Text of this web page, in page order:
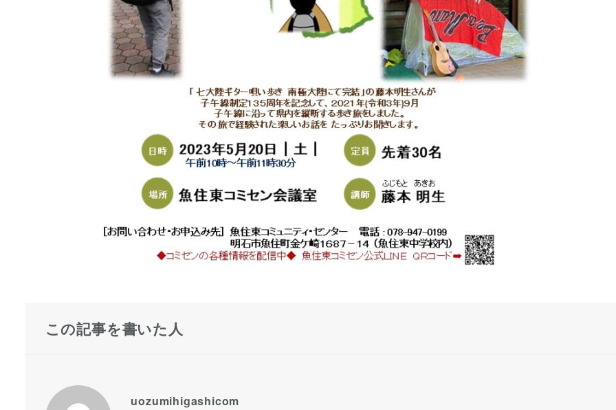
この記事を書いた人
uozumihigashicom